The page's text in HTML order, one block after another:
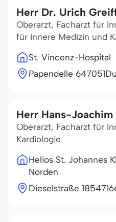
Herr Dr. Urich
Oberarzt, Facharzt für
für Innere Medizin und
St. Vincenz-Hospital
Papendelle 647051
Herr Hans-Joachim
Oberarzt, Facharzt für
Kardiologie
Helios St. Johannes
Norden
Dieselstraße 185